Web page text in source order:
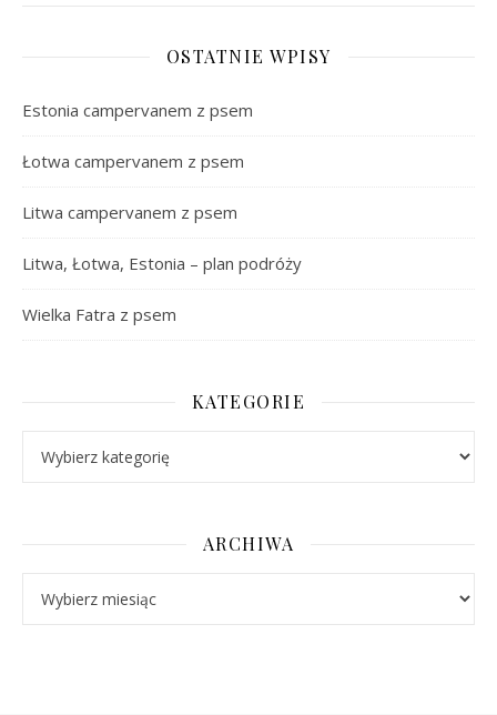
OSTATNIE WPISY
Estonia campervanem z psem
Łotwa campervanem z psem
Litwa campervanem z psem
Litwa, Łotwa, Estonia – plan podróży
Wielka Fatra z psem
KATEGORIE
ARCHIWA